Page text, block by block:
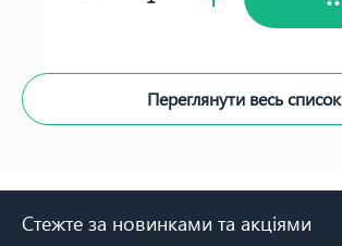
Переглянути весь список
Стежте за новинками та акціями